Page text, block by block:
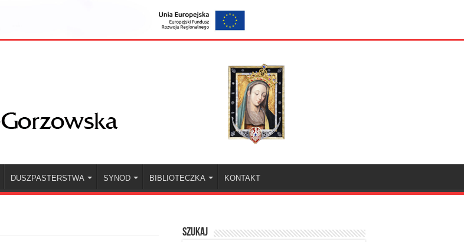
DUSZPASTERSTWA SYNOD BIBLIOTECZKA KONTAKT
Szukaj